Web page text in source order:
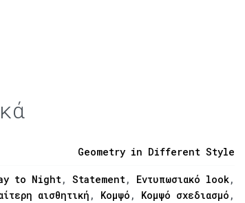
Geometry in Different Style
to Night, Statement, Εντυπωσιακό look,
αισθητική , Κομψό , Κομψό σχεδιασμό ,